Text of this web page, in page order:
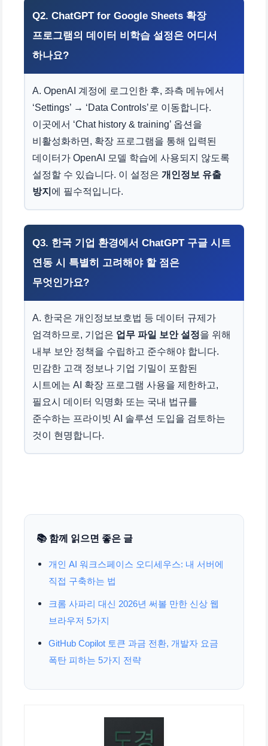
Q2. ChatGPT for Google Sheets 확장
프로그램의 데이터 비학습 설정은 어디서
하나요?
A. OpenAI 계정에 로그인한 후, 좌측 메뉴에서
‘Settings’ → ‘Data Controls’로 이동합니다.
이곳에서 ‘Chat history & training’ 옵션을
비활성화하면, 확장 프로그램을 통해 입력된
데이터가 OpenAI 모델 학습에 사용되지 않도록
설정할 수 있습니다. 이 설정은 개인정보 유출
방지 에 필수적입니다.
Q3. 한국 기업 환경에서 ChatGPT 구글 시트
연동 시 특별히 고려해야 할 점은
무엇인가요?
A. 한국은 개인정보보호법 등 데이터 규제가
엄격하므로, 기업은 업무 파일 보안 설정을 위해
내부 보안 정책을 수립하고 준수해야 합니다.
민감한 고객 정보나 기업 기밀이 포함된
시트에는 AI 확장 프로그램 사용을 제한하고,
필요시 데이터 익명화 또는 국내 법규를
준수하는 프라이빗 AI 솔루션 도입을 검토하는
것이 현명합니다.
📚 함께 읽으면 좋은 글
개인 AI 워크스페이스 오디세우스: 내 서버에
직접 구축하는 법
크롬 사파리 대신 2026년 써볼 만한 신상 웹
브라우저 5가지
GitHub Copilot 토큰 과금 전환, 개발자 요금
폭탄 피하는 5가지 전략